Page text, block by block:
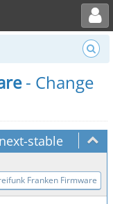
Toggle user menu
- Change
next-stable
Franken Firmware